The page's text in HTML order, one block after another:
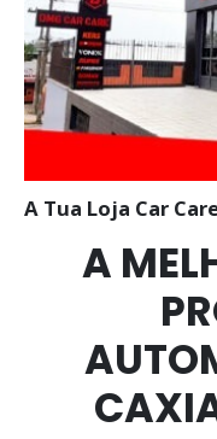
A Tua Loja Car
A